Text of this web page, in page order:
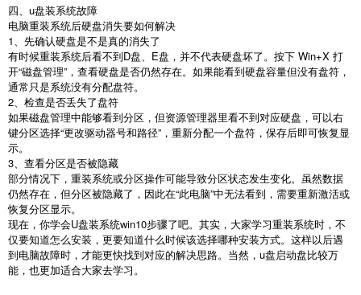
四、u盘装系统故障
电脑重装系统后硬盘消失要如何解决
1
、先确认硬盘是不是真的消失了
有时候重装系统后看不到D盘、 E盘，并不代表硬盘坏了。按下 Win+X 打
开“磁盘管理”，查看硬盘是否仍然存在。如果能看到硬盘容量但没有盘符，
通常只是系统没有分配盘符。
2 、检查是否丢失了盘符
如果磁盘管理中能够看到分区，但资源管理器里看不到对应硬盘，可以右
键分区选择“更改驱动器号和路径”，重新分配一个盘符，保存后即可恢复显
示。
3 、查看分区是否被隐藏
部分情况下，重装系统或分区操作可能导致分区状态发生变化。虽然数据
仍然存在，但分区被隐藏了，因此在“此电脑”中无法看到，需要重新激活或
恢复分区显示。
现在，你学会U盘装系统win10步骤了吧。其实，大家学习重装系统时，不
仅要知道怎么安装，更要知道什么时候该选择哪种安装方式。这样以后遇
到电脑故障时，才能更快找到对应的解决思路。当然， u盘启动盘比较万
能，也更加适合大家去学习。